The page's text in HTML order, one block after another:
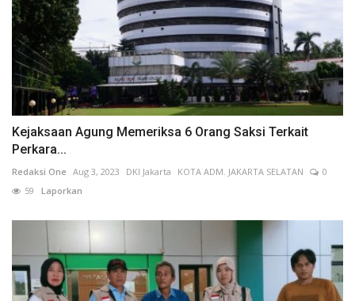
Kejaksaan Agung Memeriksa 6 Orang Saksi Terkait
Perkara...
Redaksi One Aug 3, 2023 DKI Jakarta KOTA ADM. JAKARTA SELATAN
0
59 Laporkan